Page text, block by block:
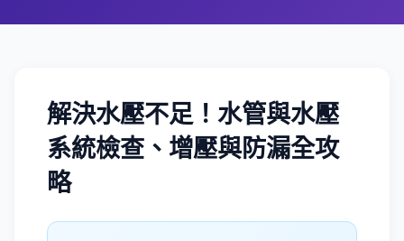
解決水壓不足！水管與水壓
系統檢查、增壓與防漏全攻
略